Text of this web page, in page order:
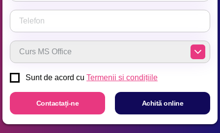
Sunt de acord cu Termenii si condițiile
Aсhită online